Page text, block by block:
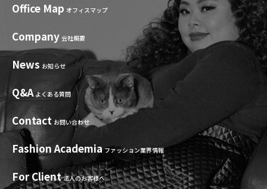
Office Map オフィスマップ
Company 会社概要
News お知らせ
Q&A よくある質問
Contact お問い合わせ
Fashion Academia ファッション業界情報
For Client 法人のお客様へ